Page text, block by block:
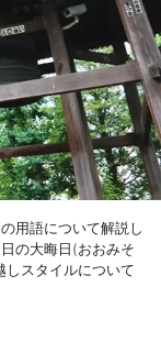
用語について解説し
の大晦日(おおみそ
スタイルについて